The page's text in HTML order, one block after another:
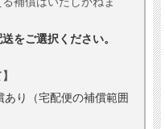
をご選択ください。
り（宅配便の補償範囲